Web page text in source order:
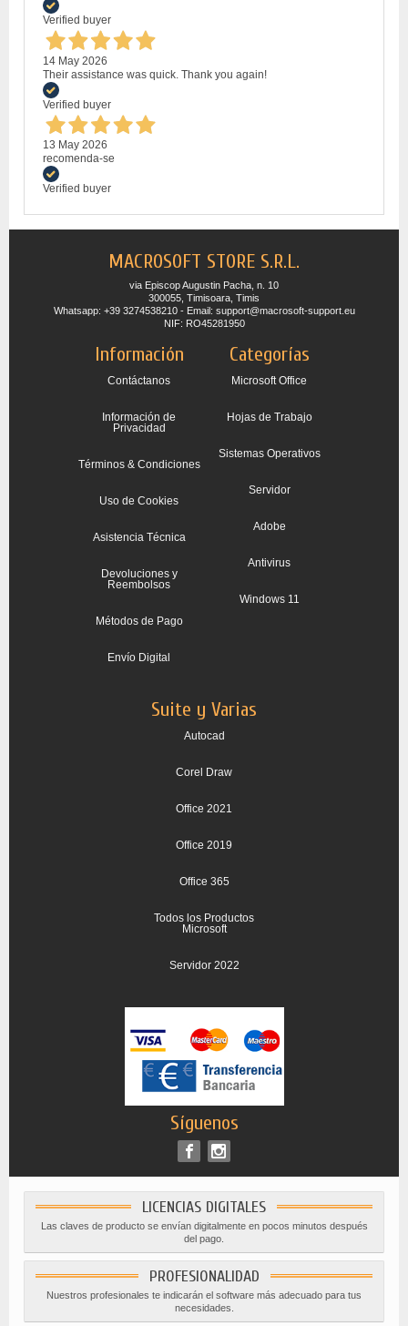
Verified buyer
14 May 2026
Their assistance was quick. Thank you again!
Verified buyer
13 May 2026
recomenda-se
Verified buyer
MACROSOFT STORE S.R.L.
via Episcop Augustin Pacha, n. 10
300055, Timisoara, Timis
Whatsapp: +39 3274538210 - Email: support@macrosoft-support.eu
NIF: RO45281950
Información
Contáctanos
Información de
Privacidad
Términos & Condiciones
Uso de Cookies
Asistencia Técnica
Devoluciones y
Reembolsos
Métodos de Pago
Envío Digital
Categorías
Microsoft Office
Hojas de Trabajo
Sistemas Operativos
Servidor
Adobe
Antivirus
Windows 11
Suite y Varias
Autocad
Corel Draw
Office 2021
Office 2019
Office 365
Todos los Productos
Microsoft
Servidor 2022
Síguenos
LICENCIAS DIGITALES
Las claves de producto se envían digitalmente en pocos minutos después
del pago.
PROFESIONALIDAD
Nuestros profesionales te indicarán el software más adecuado para tus
necesidades.